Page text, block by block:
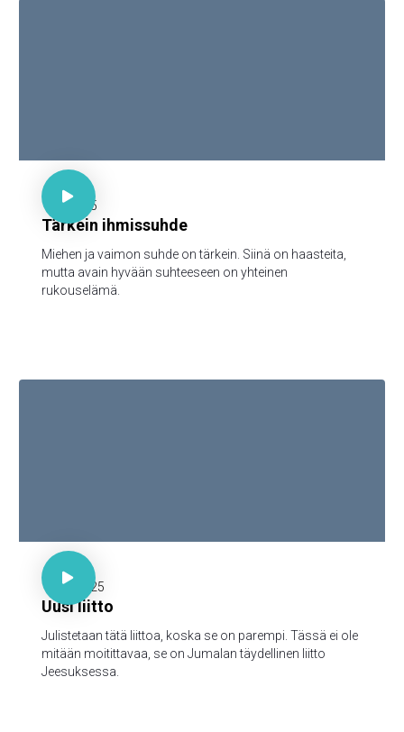
30 minuuttia

1.12.2025
Tärkein ihmissuhde
Miehen ja vaimon suhde on tärkein. Siinä on haasteita,
mutta avain hyvään suhteeseen on yhteinen
rukouselämä.
30 minuuttia

17.11.2025
Uusi liitto
Julistetaan tätä liittoa, koska se on parempi. Tässä ei ole
mitään moitittavaa, se on Jumalan täydellinen liitto
Jeesuksessa.